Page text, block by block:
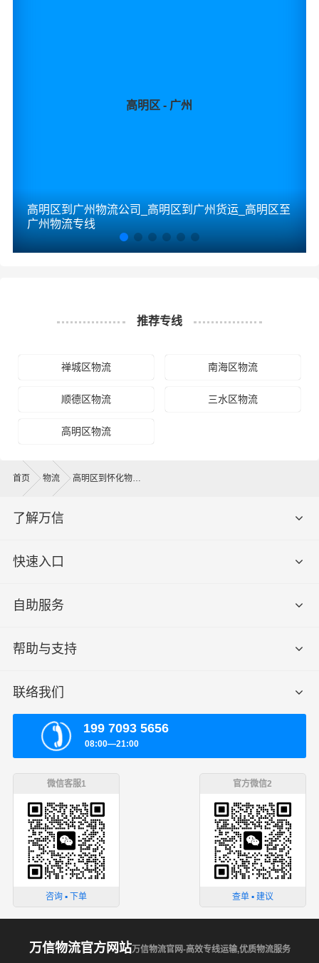
高明区 - 广州
高明区到广州物流公司_高明区到广州货运_高明区至
广州物流专线
推荐专线
禅城区物流 南海区物流
顺德区物流 三水区物流
高明区物流
首页 物流 高明区到怀化物流公司
了解万信
快速入口
自助服务
帮助与支持
联络我们
199 7093 5656
08:00—21:00
微信客服1
咨询 ▪ 下单
官方微信2
查单 ▪ 建议
万信物流官方网站万信物流官网-高效专线运输,优质物流服务